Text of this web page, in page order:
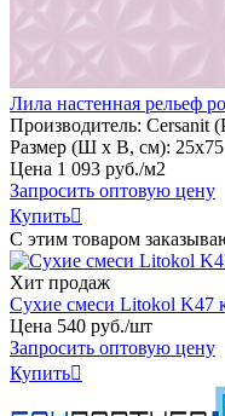
Лила настенная рельеф
Производитель: Cersanit
Размер (Ш х В, см): 25х75
Цена 1 093 руб./м2
Запросить оптовую цену
Купить
С этим товаром
Хит продаж
Сухие смеси Litokol K47
Цена 540 руб./шт
Запросить оптовую цену
Купить